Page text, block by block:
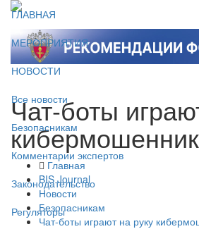
ГЛАВНАЯ
МЕРОПРИЯТИЯ
НОВОСТИ
Все новости
Безопасникам
Комментарии экспертов
Законодательство
Регуляторы
Чат-боты
Главная
BIS Journal
Новости
Безопасникам
Чат-боты играют на руку